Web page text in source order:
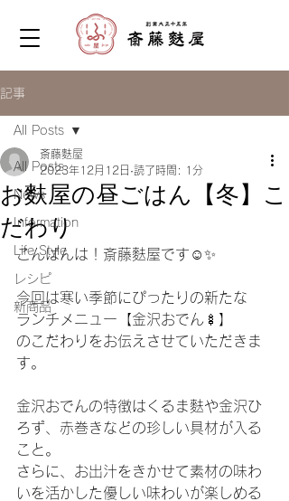
記事
All Posts
News
Information
Life Style
レシピ
新商品
All Posts
お麩屋の昼ごはん【冬】こ
だわり
斎藤麩屋
2023年12月12日 読了時間: 1分
こんばんは！斎藤麩屋です☺️✨
今回は寒い季節にぴったりの新たな
ランチメニュー【金沢おでん🍢】
のこだわりをお伝えさせていただきま
す。
金沢おでんの特徴はくるま麩や金沢ひ
ろず、赤巻きなどの珍しい具材が入る
こと。
さらに、お出汁をきかせて素材の味わ
いを活かした優しい味わいが楽しめる